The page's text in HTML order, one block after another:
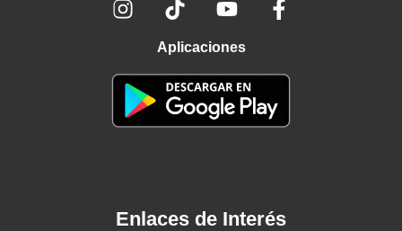
Aplicaciones
Enlaces de Interés